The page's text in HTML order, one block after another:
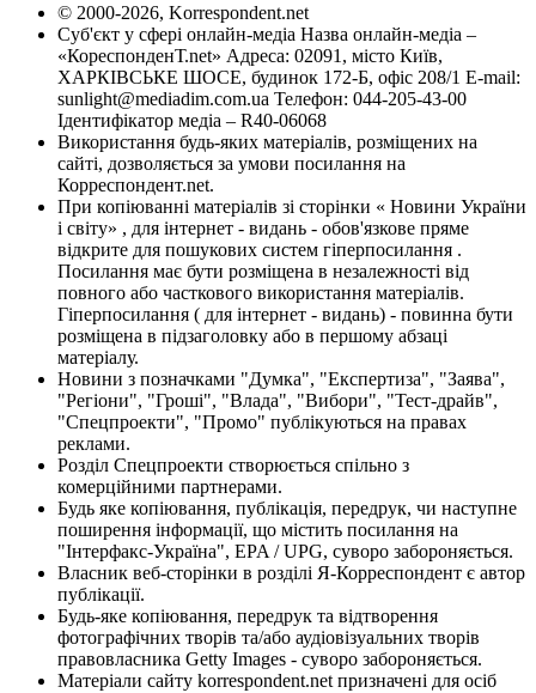
© 2000-2026, Korrespondent.net
Суб'єкт у сфері онлайн-медіа Назва онлайн-медіа –
«КореспонденТ.net» Адреса: 02091, місто Київ,
ХАРКІВСЬКЕ ШОСЕ, будинок 172-Б, офіс 208/1 E-mail:
sunlight@mediadim.com.ua Телефон: 044-205-43-00
Ідентифікатор медіа – R40-06068
Використання будь-яких матеріалів, розміщених на
сайті, дозволяється за умови посилання на
Корреспондент.net.
При копіюванні матеріалів зі сторінки « Новини України
і світу» , для інтернет - видань - обов'язкове пряме
відкрите для пошукових систем гіперпосилання .
Посилання має бути розміщена в незалежності від
повного або часткового використання матеріалів.
Гіперпосилання ( для інтернет - видань) - повинна бути
розміщена в підзаголовку або в першому абзаці
матеріалу.
Новини з позначками "Думка", "Експертиза", "Заява",
"Регіони", "Гроші", "Влада", "Вибори", "Тест-драйв",
"Спецпроекти", "Промо" публікуються на правах
реклами.
Розділ Спецпроекти створюється спільно з
комерційними партнерами.
Будь яке копіювання, публікація, передрук, чи наступне
поширення інформації, що містить посилання на
"Інтерфакс-Україна", EPA / UPG, суворо забороняється.
Власник веб-сторінки в розділі Я-Корреспондент є автор
публікації.
Будь-яке копіювання, передрук та відтворення
фотографічних творів та/або аудіовізуальних творів
правовласника Getty Images - суворо забороняється.
Матеріали сайту korrespondent.net призначені для осіб